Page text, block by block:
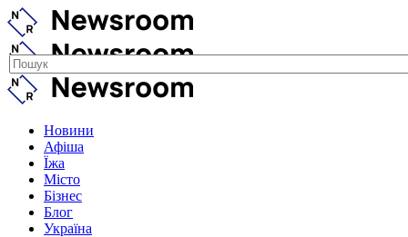
Новини
Афіша
Їжа
Місто
Бізнес
Блог
Україна